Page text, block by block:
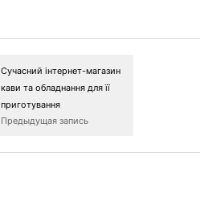
Сучасний інтернет-магазин
кави та обладнання для її
приготування
Предыдущая запись